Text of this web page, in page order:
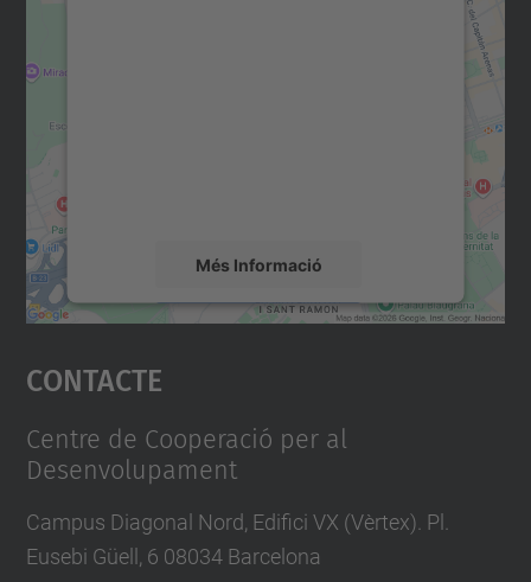
Més Informació
Accepta
powered by
Contacte
Centre de Cooperació per al
Desenvolupament
Campus Diagonal Nord, Edifici VX (Vèrtex). Pl.
Eusebi Güell, 6 08034 Barcelona